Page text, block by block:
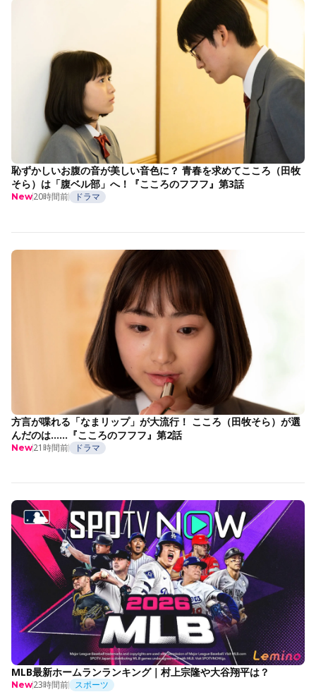
恥ずかしいお腹の音が美しい音色に？ 青春を求めてこころ（田牧
そら）は「腹ベル部」へ！『こころのフフフ』第3話
New20時間前 ドラマ
方言が喋れる「なまリップ」が大流行！ こころ（田牧そら）が選
んだのは……『こころのフフフ』第2話
New21時間前 ドラマ
MLB最新ホームランランキング｜村上宗隆や大谷翔平は？
New23時間前 スポーツ